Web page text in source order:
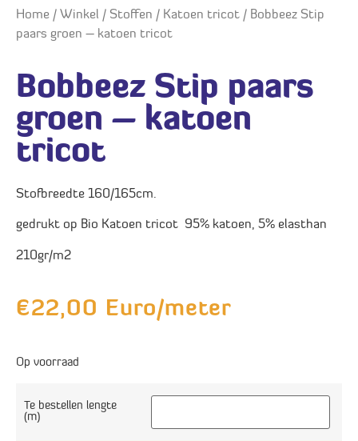
Home / Winkel / Stoffen / Katoen tricot / Bobbeez Stip
paars groen – katoen tricot
Bobbeez Stip paars
groen – katoen
tricot
Stofbreedte 160/165cm.
gedrukt op Bio Katoen tricot 95% katoen, 5% elasthan
210gr/m2
€22,00 Euro/meter
Op voorraad
Te bestellen lengte
(m)